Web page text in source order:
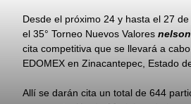
Desde el próximo 24 y hasta el 27
el 35° Torneo Nuevos Valores
cita competitiva que se llevará a
EDOMEX en Zinacantepec, Estado
Allí se darán cita un total de 644